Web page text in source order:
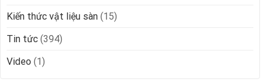
Kiến thức vật liệu sàn (15)
Tin tức (394)
Video (1)